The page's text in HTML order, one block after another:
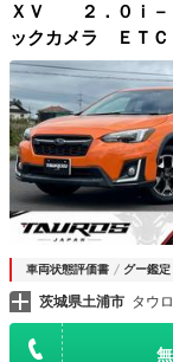
ＸＶ ２．０ｉ
ックカメラ ＥＴ
サイト レーンキー
車両状態評価書 グー鑑定
茨城県土浦市 タウ